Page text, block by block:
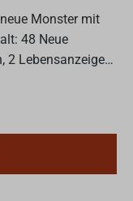
Monster mit
48 Neue
2 Lebensanzeigen,
ein Spiel für...